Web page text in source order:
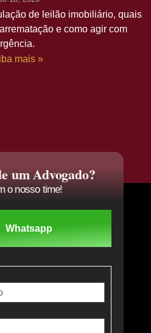
de leilão imobiliário, quais
e como agir com
mais »
um Advogado?
o nosso time!
Whatsapp